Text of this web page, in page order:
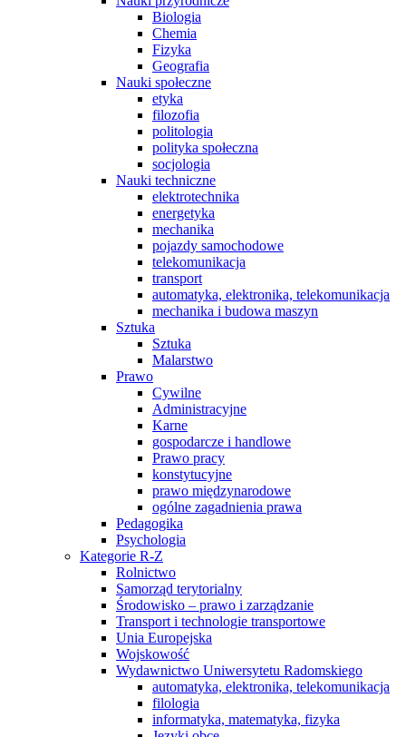
Biologia
Chemia
Fizyka
Geografia
Nauki społeczne
etyka
filozofia
politologia
polityka społeczna
socjologia
Nauki techniczne
elektrotechnika
energetyka
mechanika
pojazdy samochodowe
telekomunikacja
transport
automatyka, elektronika, telekomunikacja
mechanika i budowa maszyn
Sztuka
Sztuka
Malarstwo
Prawo
Cywilne
Administracyjne
Karne
gospodarcze i handlowe
Prawo pracy
konstytucyjne
prawo międzynarodowe
ogólne zagadnienia prawa
Pedagogika
Psychologia
Kategorie R-Z
Rolnictwo
Samorząd terytorialny
Środowisko – prawo i zarządzanie
Transport i technologie transportowe
Unia Europejska
Wojskowość
Wydawnictwo Uniwersytetu Radomskiego
automatyka, elektronika, telekomunikacja
filologia
informatyka, matematyka, fizyka